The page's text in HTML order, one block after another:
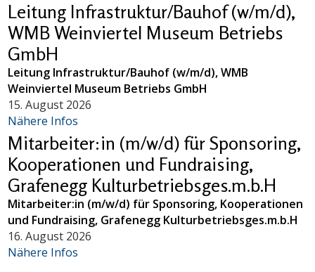
Leitung Infrastruktur/Bauhof (w/m/d),
WMB Weinviertel Museum Betriebs
GmbH
Leitung Infrastruktur/Bauhof (w/m/d), WMB
Weinviertel Museum Betriebs GmbH
15. August 2026
Nähere Infos
Mitarbeiter:in (m/w/d) für Sponsoring,
Kooperationen und Fundraising,
Grafenegg Kulturbetriebsges.m.b.H
Mitarbeiter:in (m/w/d) für Sponsoring, Kooperationen
und Fundraising, Grafenegg Kulturbetriebsges.m.b.H
16. August 2026
Nähere Infos